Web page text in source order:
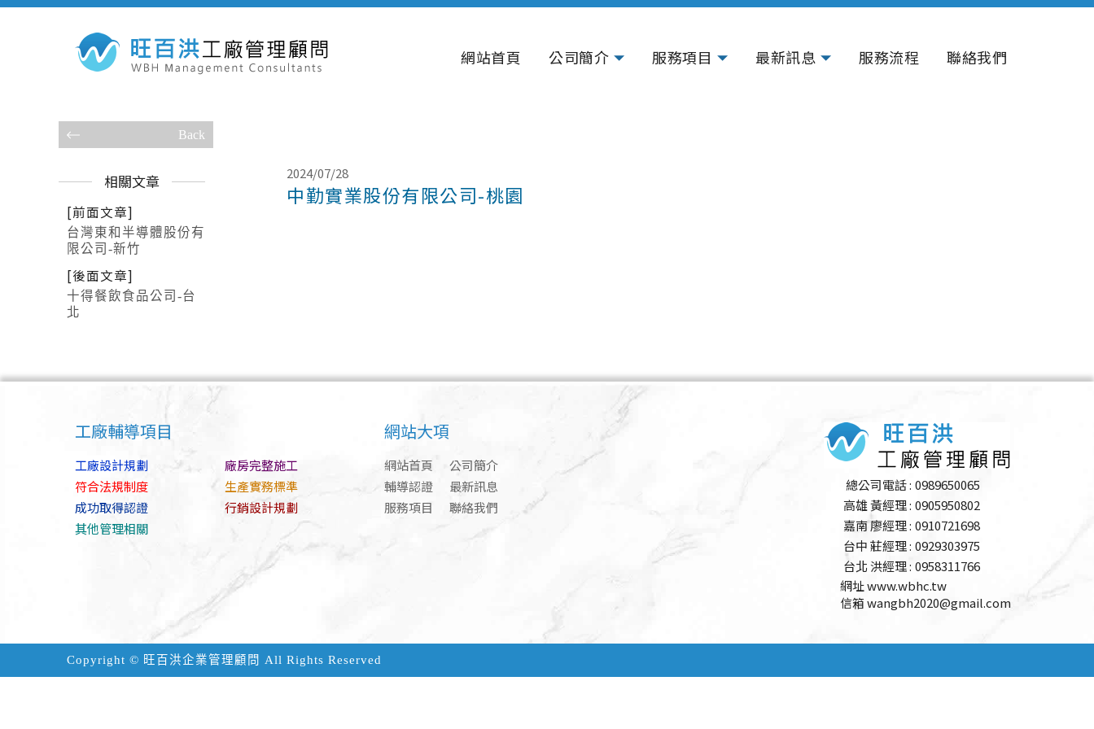
網站首頁 公司簡介 服務項目 最新訊息 服務流程 聯絡我們
Back
相關文章
[前面文章]
台灣東和半導體股份有
限公司-新竹
[後面文章]
十得餐飲食品公司-台
北
2024/07/28
中勤實業股份有限公司-桃園
工廠輔導項目
工廠設計規劃
廠房完整施工
符合法規制度
生產實務標準
成功取得認證
行銷設計規劃
其他管理相關
網站大項
網站首頁
公司簡介
輔導認證
最新訊息
服務項目
聯絡我們
總公司電話 : 0989650065
高雄 黃經理 : 0905950802
嘉南 廖經理 : 0910721698
台中 莊經理 : 0929303975
台北 洪經理 : 0958311766
網址 www.wbhc.tw
信箱 wangbh2020@gmail.com
Copyright © 旺百洪企業管理顧問 All Rights Reserved